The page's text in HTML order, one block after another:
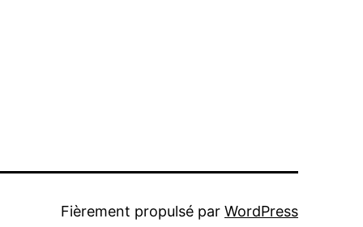
Fièrement propulsé par WordPress